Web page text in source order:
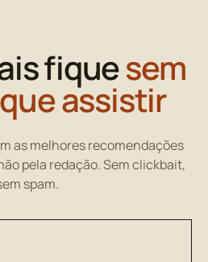
fiquesem
assistir
as melhores recomendações
pela redação. Sem clickbait,
spam.